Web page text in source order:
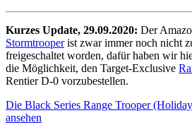
Kurzes Update, 29.09.2020: Der
Stormtrooperist zwar immer noch nicht
freigeschaltet worden, dafür haben wir
die Möglichkeit, den Target-Exclusive
Rentier D-0 vorzubestellen.
Die Black Series Range Trooper
ansehen